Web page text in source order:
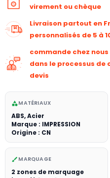
virement ou chèque
Livraison partout en
personnalisés de 5 à
commande chez
dans le processus de
devis
categoryMATÉRIAUX
ABS, Acier
Marque : IMPRESSION
Origine : CN
brush MARQUAGE
2 zones de marquage